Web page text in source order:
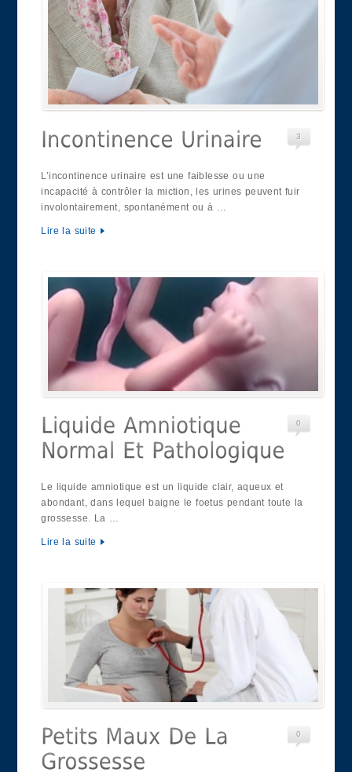
3
L’incontinence urinaire est une faiblesse ou une
incapacité à contrôler la miction, les urines peuvent fuir
involontairement, spontanément ou à …
Lire la suite
0
Le liquide amniotique est un liquide clair, aqueux et
abondant, dans lequel baigne le foetus pendant toute la
grossesse. La …
Lire la suite
0